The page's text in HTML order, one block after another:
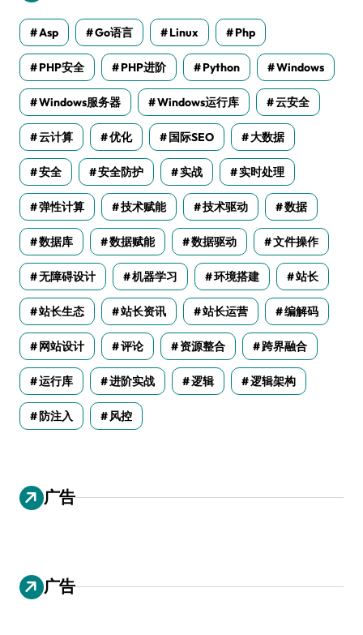
Asp Go语言 Linux Php
PHP安全 PHP进阶 Python Windows
Windows服务器 Windows运行库 云安全
云计算 优化 国际SEO 大数据
安全 安全防护 实战 实时处理
弹性计算 技术赋能 技术驱动 数据
数据库 数据赋能 数据驱动 文件操作
无障碍设计 机器学习 环境搭建 站长
站长生态 站长资讯 站长运营 编解码
网站设计 评论 资源整合 跨界融合
运行库 进阶实战 逻辑 逻辑架构
防注入 风控
广告
广告